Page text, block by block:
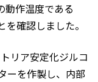
動作温度である
確認しました。
リア安定化ジルコ
ーを作製し、内部